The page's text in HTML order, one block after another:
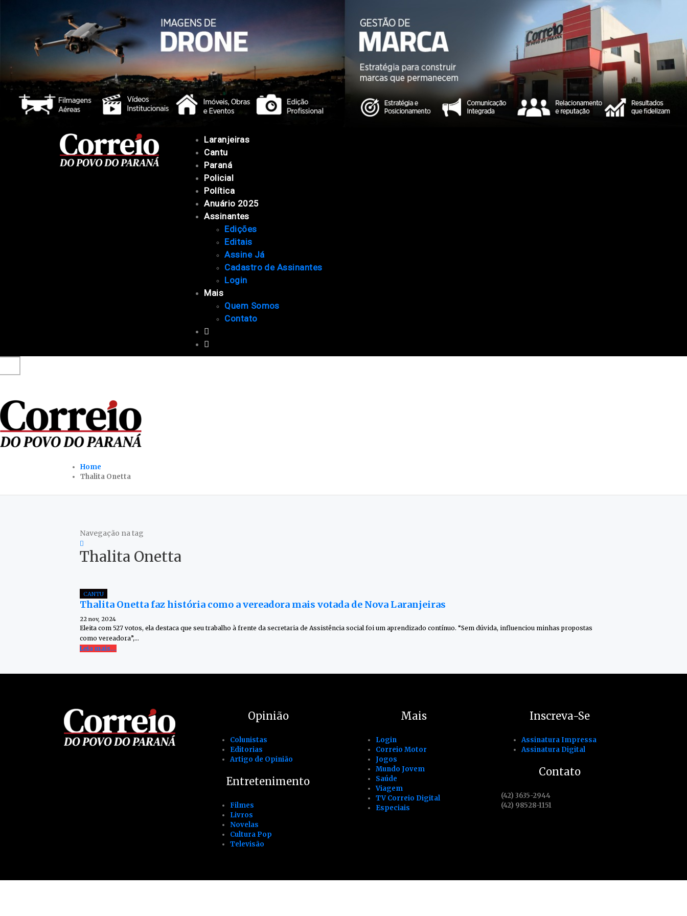
Laranjeiras
Cantu
Paraná
Policial
Política
Anuário 2025
Assinantes
Edições
Editais
Assine Já
Cadastro de Assinantes
Login
Mais
Quem Somos
Contato
Home
Thalita Onetta
Navegação na tag
Thalita Onetta
CANTU
Thalita Onetta faz história como a vereadora mais votada de Nova Laranjeiras
22 nov, 2024
Eleita com 527 votos, ela destaca que seu trabalho à frente da secretaria de Assistência social foi um aprendizado contínuo. “Sem dúvida, influenciou minhas propostas
como vereadora”,…
Leia mais...
Opinião
Colunistas
Editorias
Artigo de Opinião
Entretenimento
Filmes
Livros
Novelas
Cultura Pop
Televisão
Mais
Login
Correio Motor
Jogos
Mundo Jovem
Saúde
Viagem
TV Correio Digital
Especiais
Inscreva-Se
Assinatura Impressa
Assinatura Digital
Contato
(42) 3635-2944
(42) 98528-1151